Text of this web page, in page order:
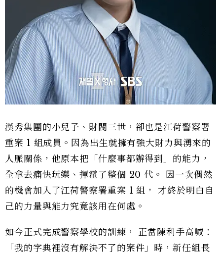
漢秀集團的小兒子、財閥三世，卻也是江荷警察署
重案 1 組成員。因為出生就擁有強大財力與湧來的
人脈關係，他原本把「什麼事都辦得到」的能力，
全拿去痛快玩樂、揮霍了整個 20 代。 因一次偶然
的機會加入了江荷警察署重案 1 組， 才終於明白自
己的力量與能力究竟該用在何處。
如今正式完成警察學校的訓練， 正當陳利手高喊：
「我的字典裡沒有解決不了的案件」時，新任組長